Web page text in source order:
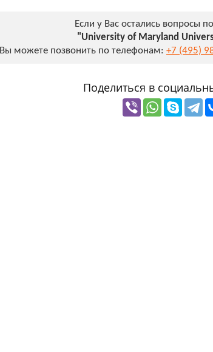
Если у Вас остались вопросы
"University of Maryland
Вы можете позвонить по телефонам: +7 (495)
Поделиться в